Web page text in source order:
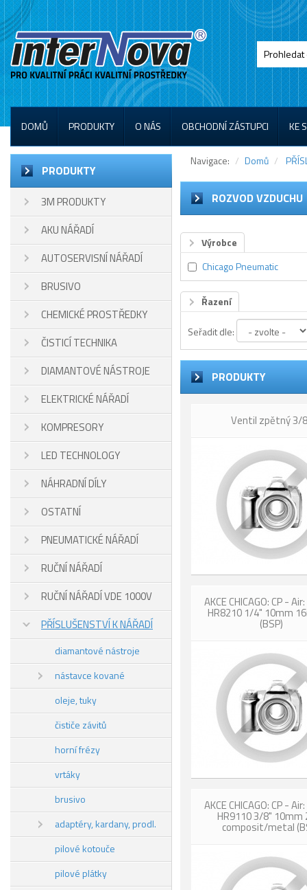
DOMŮ PRODUKTY O NÁS OBCHODNÍ ZÁSTUPCI KE
PRODUKTY
3M PRODUKTY
AKU NÁŘADÍ
AUTOSERVISNÍ NÁŘADÍ
BRUSIVO
CHEMICKÉ PROSTŘEDKY
ČISTICÍ TECHNIKA
DIAMANTOVÉ NÁSTROJE
ELEKTRICKÉ NÁŘADÍ
KOMPRESORY
LED TECHNOLOGY
NÁHRADNÍ DÍLY
OSTATNÍ
PNEUMATICKÉ NÁŘADÍ
RUČNÍ NÁŘADÍ
RUČNÍ NÁŘADÍ VDE 1000V
PŘÍSLUŠENSTVÍ K NÁŘADÍ
diamantové nástroje
nástavce kované
oleje, tuky
čističe závitů
horní frézy
vrtáky
brusivo
adaptéry, kardany, prodl.
pilové kotouče
pilové plátky
Navigace: Domů
ROZVOD VZDUCHU
Výrobce
Chicago Pneumatic
Řazení
Seřadit dle:
PRODUKTY
Ventil zpětný 3/
AKCE CHICAGO: CP -
HR8210 1/4" 10mm
(BSP)
AKCE CHICAGO: CP -
HR9110 3/8" 10mm
composit/metal